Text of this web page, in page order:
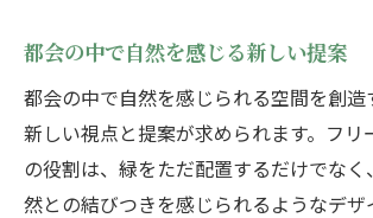
都会の中で自然を感じる新しい提案
都会の中で自然を感じられる空間を創造
新しい視点と提案が求められます。フリ
の役割は、緑をただ配置するだけでなく
然との結びつきを感じられるようなデザ